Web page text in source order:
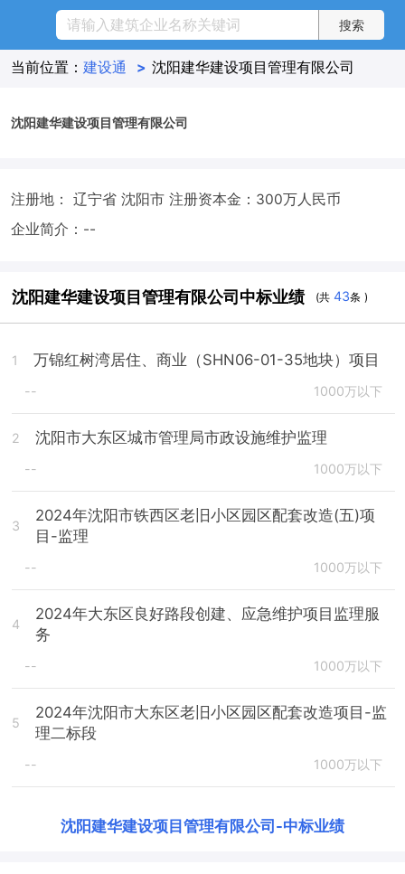
当前位置： 建设通 > 沈阳建华建设项目管理有限公司
沈阳建华建设项目管理有限公司
注册地： 辽宁省 沈阳市 注册资本金：300万人民币
企业简介：--
沈阳建华建设项目管理有限公司中标业绩 (共43条 )
1 万锦红树湾居住、商业（SHN06-01-35地块）项目
-- 1000万以下
2 沈阳市大东区城市管理局市政设施维护监理
-- 1000万以下
3
2024年沈阳市铁西区老旧小区园区配套改造(五)项
目-监理
-- 1000万以下
4
2024年大东区良好路段创建、应急维护项目监理服
务
-- 1000万以下
5
2024年沈阳市大东区老旧小区园区配套改造项目-监
理二标段
-- 1000万以下
沈阳建华建设项目管理有限公司 -中标业绩